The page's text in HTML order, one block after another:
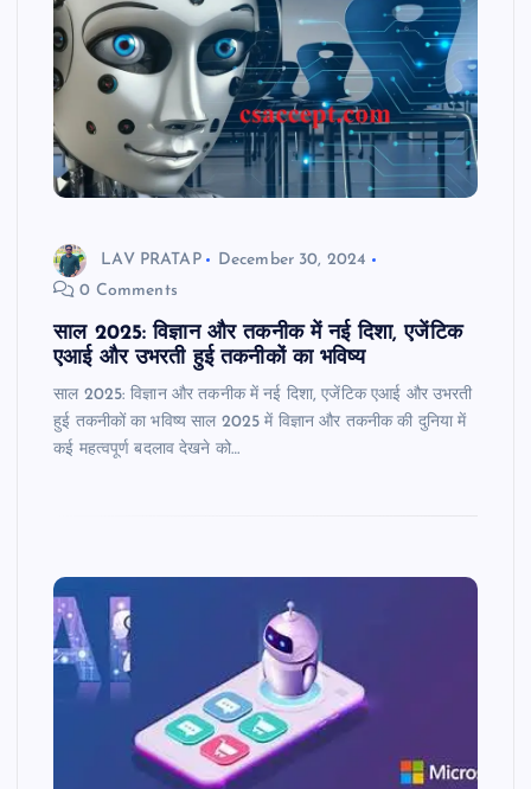
LAV PRATAP
December 30, 2024
0 Comments
साल 2025: विज्ञान और तकनीक में नई दिशा, एजेंटिक
एआई और उभरती हुई तकनीकों का भविष्य
साल 2025: विज्ञान और तकनीक में नई दिशा, एजेंटिक एआई और उभरती
हुई तकनीकों का भविष्य साल 2025 में विज्ञान और तकनीक की दुनिया में
कई महत्वपूर्ण बदलाव देखने को…